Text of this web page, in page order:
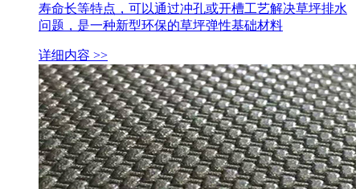
寿命长等特点，可以通过冲孔或开槽工艺解决草坪排水
问题，是一种新型环保的草坪弹性基础材料
详细内容 >>